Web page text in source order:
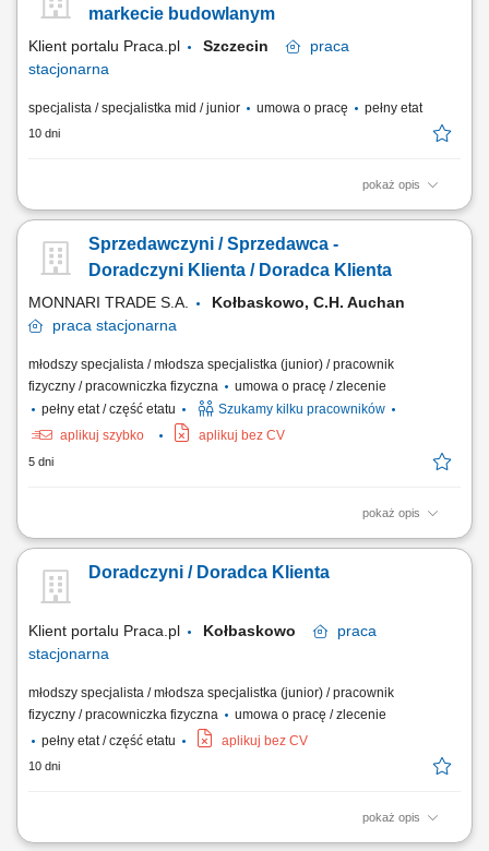
koordynowanie ich realizacji. Uzupełnianie produktów na półkach oraz
markecie budowlanym
Klient portalu Praca.pl Szczecin
praca
stacjonarna
specjalista / specjalistka mid / junior umowa o pracę pełny etat
10 dni
pokaż opis
Codzienny kontakt z klientami i wsparcie ich w podejmowaniu decyzji
proponowanie najlepszych rozwiązań. Obsługa zamówień i
koordynowanie ich realizacji. Uzupełnianie produktów na półkach oraz
Sprzedawczyni / Sprzedawca -
Doradczyni Klienta / Doradca Klienta
MONNARI TRADE S.A.
Kołbaskowo, C.H. Auchan
praca stacjonarna
młodszy specjalista / młodsza specjalistka (junior) / pracownik
fizyczny / pracowniczka fizyczna
umowa o pracę / zlecenie
pełny etat / część etatu
Szukamy kilku pracowników
aplikuj szybko
aplikuj bez CV
5 dni
pokaż opis
Salon Monnari Praca od zaraz Praca dla osób z doświadczeniem i bez
Doradczyni / Doradca Klienta
Klient portalu Praca.pl Kołbaskowo
praca
stacjonarna
młodszy specjalista / młodsza specjalistka (junior) / pracownik
fizyczny / pracowniczka fizyczna
umowa o pracę / zlecenie
pełny etat / część etatu
aplikuj bez CV
10 dni
pokaż opis
Praca dla osób z doświadczeniem lub bez.